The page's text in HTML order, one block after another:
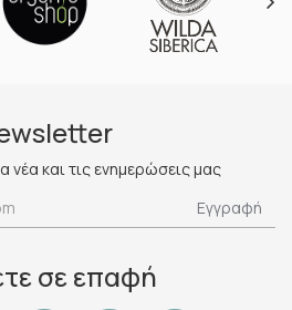
νέα και τις ενημερώσεις μας
Εγγραφή
σε επαφή